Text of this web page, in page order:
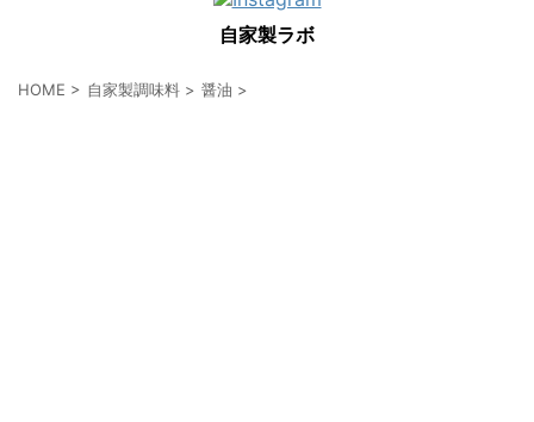
自家製ラボ
HOME > 自家製調味料 > 醤油 >